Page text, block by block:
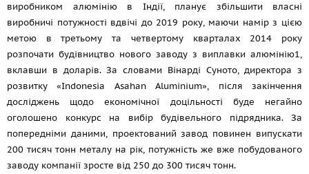
виробником алюмінію в Індії, планує збільшити власні
виробничі потужності вдвічі до 2019 року, маючи намір з цією
метою в третьому та четвертому кварталах 2014 року
розпочати будівництво нового заводу з виплавки алюмінію1,
вклавши в доларів. За словами Вінарді Суното, директора з
розвитку «Indonesia Asahan Aluminium», після закінчення
досліджень щодо економічної доцільності буде негайно
оголошено конкурс на вибір будівельного підрядника. За
попередніми даними, проектований завод повинен випускати
200 тисяч тонн металу на рік, потужність же вже побудованого
заводу компанії зросте від 250 до 300 тисяч тонн.